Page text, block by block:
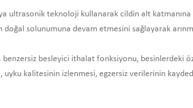
ultrasonik teknoloji kullanarak cildin alt
solunumuna devam etmesini sağlayarak
besleyici ithalat fonksiyonu, besinlerdeki
kalitesinin izlenmesi, egzersiz verilerinin